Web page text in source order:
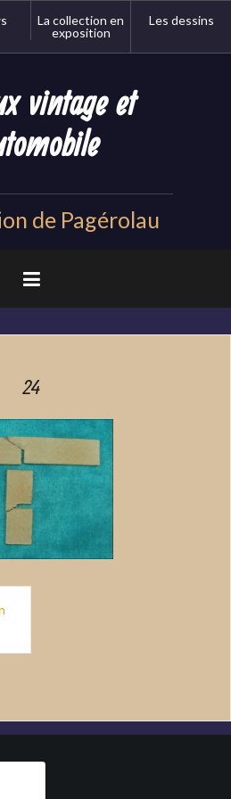
La collection en
exposition
Les dessins
vintage et
de Pagérolau
24